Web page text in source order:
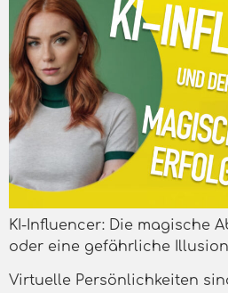
KI-Influencer: Die magische
oder eine gefährliche
Virtuelle Persönlichkeiten